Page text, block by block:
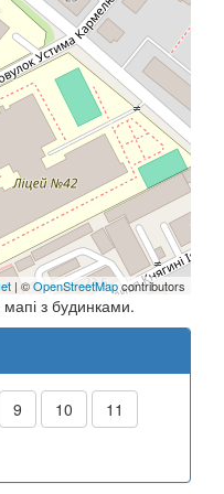
| ©OpenStreetMapcontributors
з будинками.
9 10
11